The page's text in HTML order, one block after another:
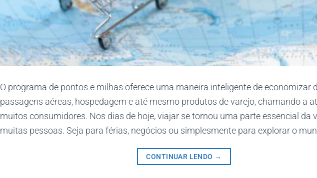
O programa de pontos e milhas oferece uma maneira inteligente de economizar
passagens aéreas, hospedagem e até mesmo produtos de varejo, chamando a
muitos consumidores. Nos dias de hoje, viajar se tornou uma parte essencial da
muitas pessoas. Seja para férias, negócios ou simplesmente para explorar o
CONTINUAR LENDO →